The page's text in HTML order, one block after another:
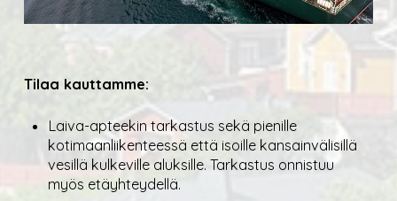
Tilaa kauttamme:
Laiva-apteekin tarkastus sekä pienille
kotimaanliikenteessä että isoille kansainvälisillä
vesillä kulkeville aluksille. Tarkastus onnistuu
myös etäyhteydellä.